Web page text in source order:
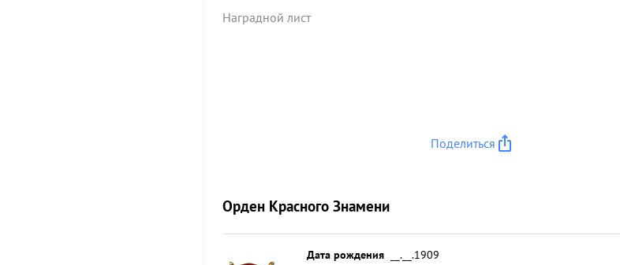
Наградной лист
Поделиться
Орден Красного Знамени
Дата рождения
__.__.1909